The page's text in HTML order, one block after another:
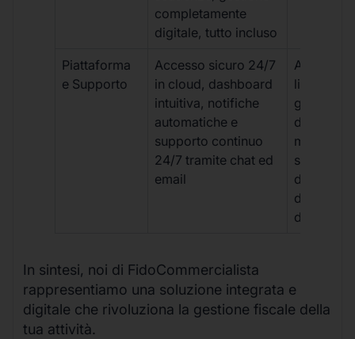
completamente
digitale, tutto incluso
Piattaforma
e Supporto
Accesso sicuro 24/7
in cloud, dashboard
intuitiva, notifiche
automatiche e
supporto continuo
24/7 tramite chat ed
email
Accesso
limitato,
gestione
manuale,
supporto
durante
d’ufficio.
In sintesi, noi di FidoCommercialista
rappresentiamo una soluzione integrata e
digitale che rivoluziona la gestione fiscale della
tua attività.